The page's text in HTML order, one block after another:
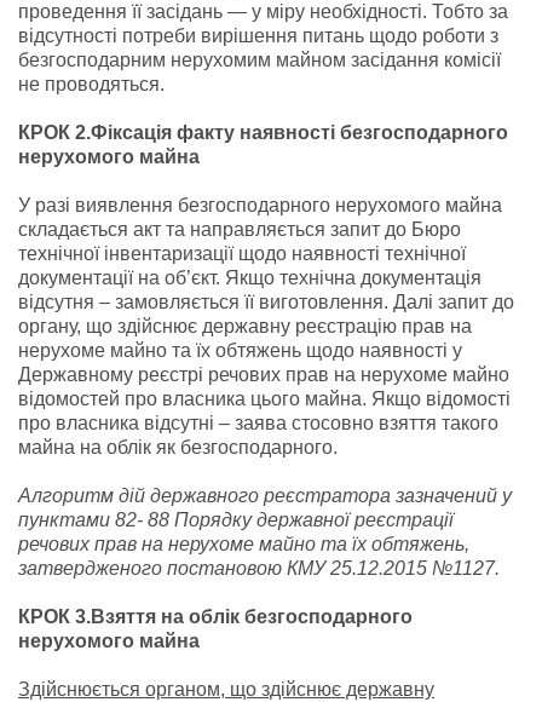
проведення її засідань — у міру необхідності. Тобто за
відсутності потреби вирішення питань щодо роботи з
безгосподарним нерухомим майном засідання комісії
не проводяться.
КРОК 2.Фіксація факту наявності безгосподарного
нерухомого майна
У разі виявлення безгосподарного нерухомого майна
складається акт та направляється запит до Бюро
технічної інвентаризації щодо наявності технічної
документації на об’єкт. Якщо технічна документація
відсутня – замовляється її виготовлення. Далі запит до
органу, що здійснює державну реєстрацію прав на
нерухоме майно та їх обтяжень щодо наявності у
Державному реєстрі речових прав на нерухоме майно
відомостей про власника цього майна. Якщо відомості
про власника відсутні – заява стосовно взяття такого
майна на облік як безгосподарного.
Алгоритм дій державного реєстратора зазначений у
пунктами 82- 88 Порядку державної реєстрації
речових прав на нерухоме майно та їх обтяжень,
затвердженого постановою КМУ 25.12.2015 №1127.
КРОК 3.Взяття на облік безгосподарного
нерухомого майна
Здійснюється органом, що здійснює державну